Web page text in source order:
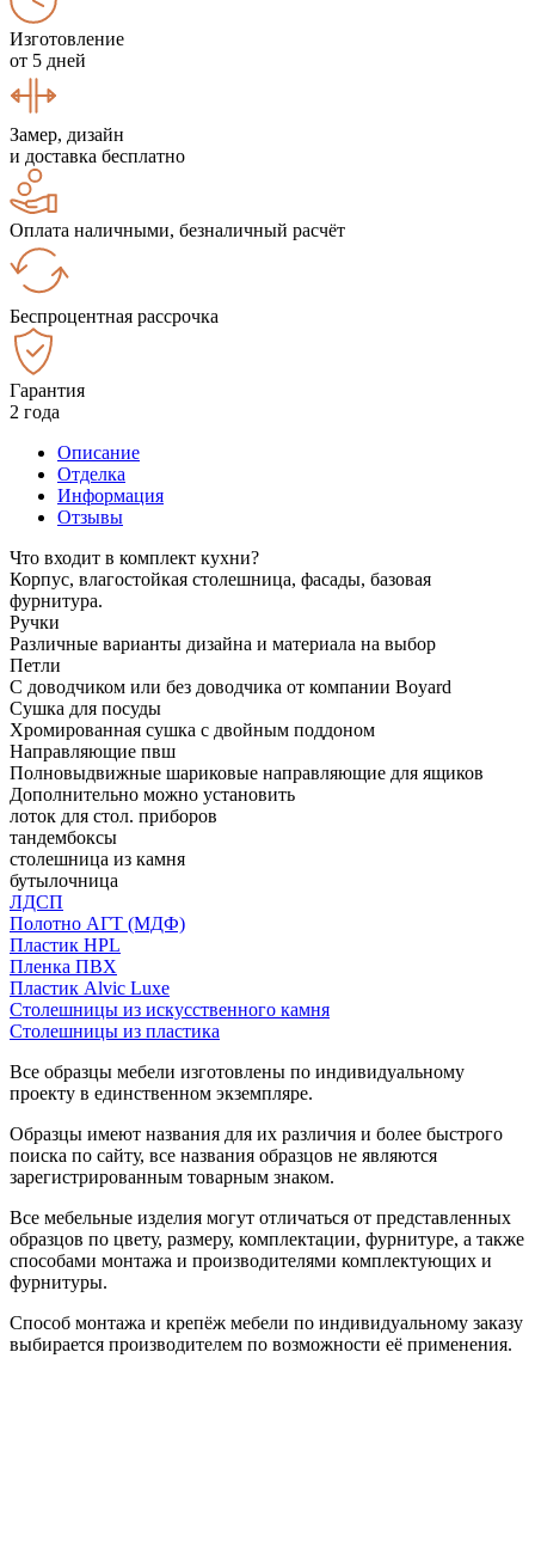
Изготовление
от 5 дней
Замер, дизайн
и доставка бесплатно
Оплата наличными, безналичный расчёт
Беспроцентная рассрочка
Гарантия
2 года
Описание
Отделка
Информация
Отзывы
Что входит в комплект кухни?
Корпус, влагостойкая столешница, фасады, базовая
фурнитура.
Ручки
Различные варианты дизайна и материала на выбор
Петли
С доводчиком или без доводчика от компании Boyard
Сушка для посуды
Хромированная сушка с двойным поддоном
Направляющие пвш
Полновыдвижные шариковые направляющие для ящиков
Дополнительно можно установить
лоток для стол. приборов
тандембоксы
столешница из камня
бутылочница
ЛДСП
Полотно АГТ (МДФ)
Пластик HPL
Пленка ПВХ
Пластик Alvic Luxe
Столешницы из искусственного камня
Столешницы из пластика
Все образцы мебели изготовлены по индивидуальному
проекту в единственном экземпляре.
Образцы имеют названия для их различия и более быстрого
поиска по сайту, все названия образцов не являются
зарегистрированным товарным знаком.
Все мебельные изделия могут отличаться от представленных
образцов по цвету, размеру, комплектации, фурнитуре, а также
способами монтажа и производителями комплектующих и
фурнитуры.
Способ монтажа и крепёж мебели по индивидуальному заказу
выбирается производителем по возможности её применения.